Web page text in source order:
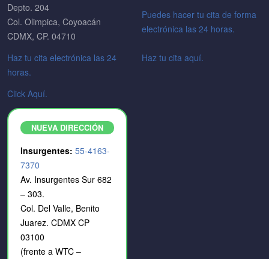
Depto. 204
Col. Olimpica, Coyoacán
CDMX, CP. 04710
Haz tu cita electrónica las 24
horas.
Click Aquí.
NUEVA DIRECCIÓN
Insurgentes: 55-4163-
7370
Av. Insurgentes Sur 682
– 303.
Col. Del Valle, Benito
Juarez. CDMX CP
03100
(frente a WTC –
Puedes hacer tu cita de forma
electrónica las 24 horas.
Haz tu cita aquí.